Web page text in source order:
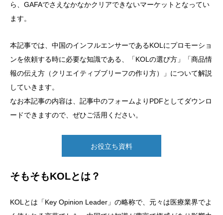
ら、GAFAでさえなかなかクリアできないマーケットとなってい
ます。
本記事では、中国のインフルエンサーであるKOLにプロモーショ
ンを依頼する時に必要な知識である、「KOLの選び方」「商品情
報の伝え方（クリエイティブブリーフの作り方）」について解説
していきます。
なお本記事の内容は、記事中のフォームよりPDFとしてダウンロ
ードできますので、ぜひご活用ください。
お役立ち資料
そもそもKOLとは？
KOLとは「Key Opinion Leader」の略称で、元々は医療業界でよ